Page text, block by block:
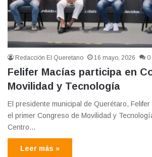
Redacción El Queretano 16 mayo, 2026 0
Felifer Macías participa en
Movilidad y Tecnología
El presidente municipal de Querétaro,
el primer Congreso de Movilidad y
Centro…
Leer más »